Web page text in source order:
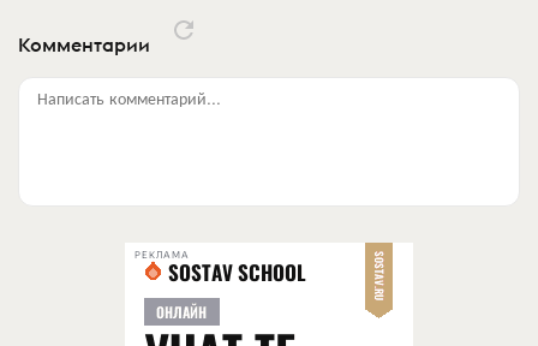
Комментарии
Написать комментарий...
РЕКЛАМА